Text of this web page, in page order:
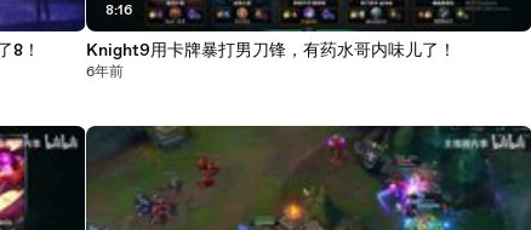
8！
8:16
Knight9用卡牌暴打男刀锋，有药水哥内味儿了！
6年前